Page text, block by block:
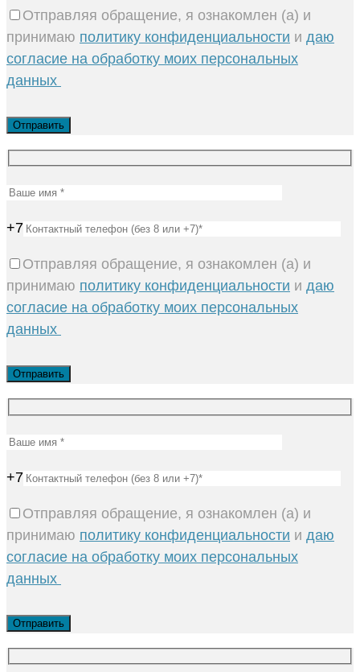
Отправляя обращение, я ознакомлен (а) и
принимаю политику конфиденциальности и даю
согласие на обработку моих персональных
данных
+7
Отправляя обращение, я ознакомлен (а) и
принимаю политику конфиденциальности и даю
согласие на обработку моих персональных
данных
+7
Отправляя обращение, я ознакомлен (а) и
принимаю политику конфиденциальности и даю
согласие на обработку моих персональных
данных